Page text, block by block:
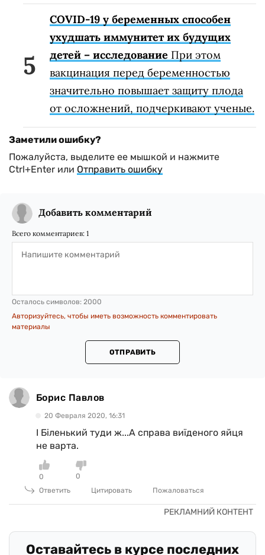
COVID-19 у беременных способен
ухудшать иммунитет их будущих
детей – исследование При этом
вакцинация перед беременностью
значительно повышает защиту плода
от осложнений, подчеркивают ученые.
Заметили ошибку?
Пожалуйста, выделите ее мышкой и нажмите
Ctrl+Enter или Отправить ошибку
Добавить комментарий
Всего комментариев: 1
Осталось символов: 2000
Авторизуйтесь, чтобы иметь возможность комментировать
материалы
ОТПРАВИТЬ
Борис Павлов
20 Февраля 2020, 16:31
І Біленький туди ж...А справа виїденого яйця
не варта.
0
0
Ответить
Цитировать Пожаловаться
Оставайтесь в курсе последних